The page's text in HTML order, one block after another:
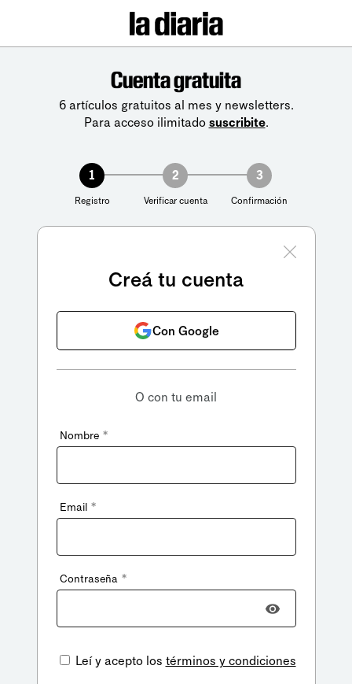
Cuenta gratuita
6 artículos gratuitos al mes y newsletters.
Para acceso ilimitado suscribite.
1
Registro
2
Verificar cuenta
3
Confirmación
Creá tu cuenta
Con Google
O con tu email
Nombre *
Email *
Contraseña *
Leí y acepto los términos y condiciones